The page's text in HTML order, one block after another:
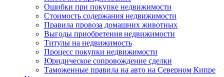
Ошибки при покупке недвижимости
Стоимость содержания недвижимости
Правила провоза домашних животных
Выгоды приобретения недвижимости
Титулы на недвижимость
Процесс покупки недвижимости
Юридическое сопровождение сделки
Таможенные правила на авто на Северном Кипре